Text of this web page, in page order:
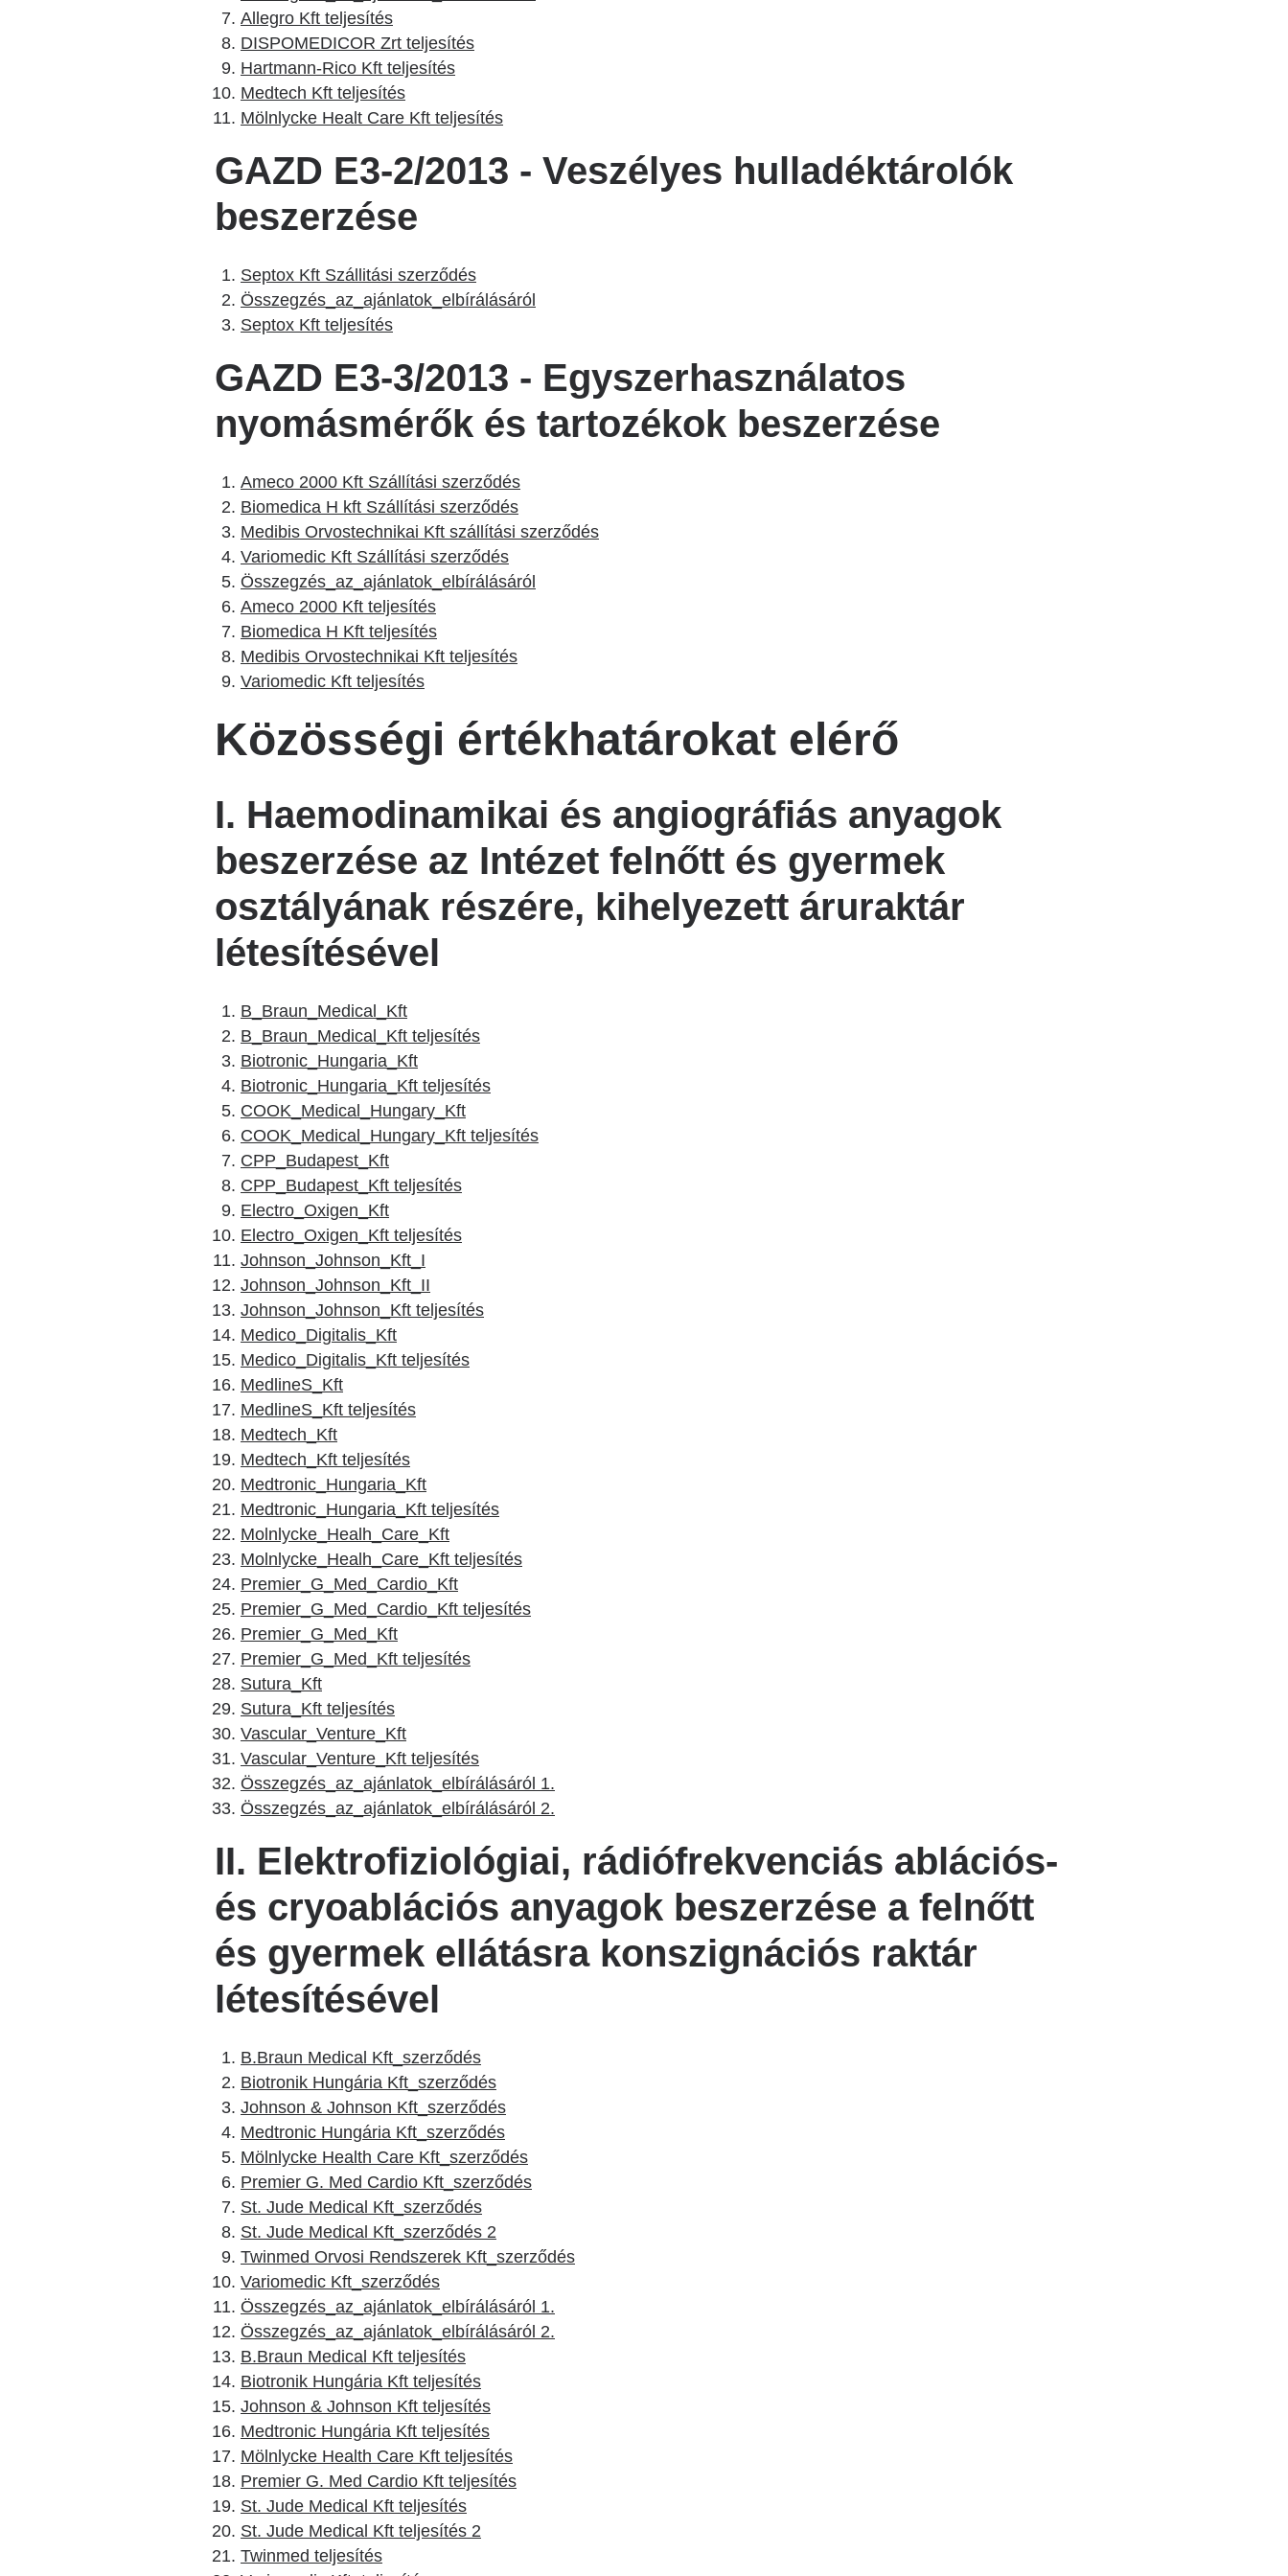
Allegro Kft teljesítés
DISPOMEDICOR Zrt teljesítés
Hartmann-Rico Kft teljesítés
Medtech Kft teljesítés
Mölnlycke Healt Care Kft teljesítés
GAZD E3-2/2013 - Veszélyes hulladéktárolók
beszerzése
Septox Kft Szállitási szerződés
Összegzés_az_ajánlatok_elbírálásáról
Septox Kft teljesítés
GAZD E3-3/2013 - Egyszerhasználatos
nyomásmérők és tartozékok beszerzése
Ameco 2000 Kft Szállítási szerződés
Biomedica H kft Szállítási szerződés
Medibis Orvostechnikai Kft szállítási szerződés
Variomedic Kft Szállítási szerződés
Összegzés_az_ajánlatok_elbírálásáról
Ameco 2000 Kft teljesítés
Biomedica H Kft teljesítés
Medibis Orvostechnikai Kft teljesítés
Variomedic Kft teljesítés
Közösségi értékhatárokat elérő
I. Haemodinamikai és angiográfiás anyagok
beszerzése az Intézet felnőtt és gyermek
osztályának részére, kihelyezett áruraktár
létesítésével
B_Braun_Medical_Kft
B_Braun_Medical_Kft teljesítés
Biotronic_Hungaria_Kft
Biotronic_Hungaria_Kft teljesítés
COOK_Medical_Hungary_Kft
COOK_Medical_Hungary_Kft teljesítés
CPP_Budapest_Kft
CPP_Budapest_Kft teljesítés
Electro_Oxigen_Kft
Electro_Oxigen_Kft teljesítés
Johnson_Johnson_Kft_I
Johnson_Johnson_Kft_II
Johnson_Johnson_Kft teljesítés
Medico_Digitalis_Kft
Medico_Digitalis_Kft teljesítés
MedlineS_Kft
MedlineS_Kft teljesítés
Medtech_Kft
Medtech_Kft teljesítés
Medtronic_Hungaria_Kft
Medtronic_Hungaria_Kft teljesítés
Molnlycke_Healh_Care_Kft
Molnlycke_Healh_Care_Kft teljesítés
Premier_G_Med_Cardio_Kft
Premier_G_Med_Cardio_Kft teljesítés
Premier_G_Med_Kft
Premier_G_Med_Kft teljesítés
Sutura_Kft
Sutura_Kft teljesítés
Vascular_Venture_Kft
Vascular_Venture_Kft teljesítés
Összegzés_az_ajánlatok_elbírálásáról 1.
Összegzés_az_ajánlatok_elbírálásáról 2.
II. Elektrofiziológiai, rádiófrekvenciás ablációs-
és cryoablációs anyagok beszerzése a felnőtt
és gyermek ellátásra konszignációs raktár
létesítésével
B.Braun Medical Kft_szerződés
Biotronik Hungária Kft_szerződés
Johnson & Johnson Kft_szerződés
Medtronic Hungária Kft_szerződés
Mölnlycke Health Care Kft_szerződés
Premier G. Med Cardio Kft_szerződés
St. Jude Medical Kft_szerződés
St. Jude Medical Kft_szerződés 2
Twinmed Orvosi Rendszerek Kft_szerződés
Variomedic Kft_szerződés
Összegzés_az_ajánlatok_elbírálásáról 1.
Összegzés_az_ajánlatok_elbírálásáról 2.
B.Braun Medical Kft teljesítés
Biotronik Hungária Kft teljesítés
Johnson & Johnson Kft teljesítés
Medtronic Hungária Kft teljesítés
Mölnlycke Health Care Kft teljesítés
Premier G. Med Cardio Kft teljesítés
St. Jude Medical Kft teljesítés
St. Jude Medical Kft teljesítés 2
Twinmed teljesítés